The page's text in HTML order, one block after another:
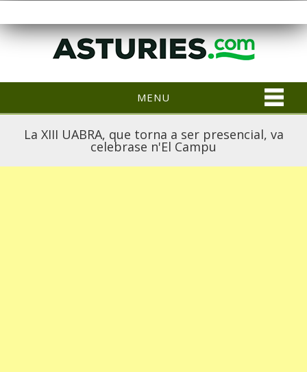
MENU
La XIII UABRA, que torna a ser presencial, va
celebrase n'El Campu